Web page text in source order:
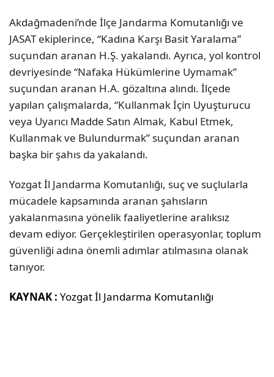
Akdağmadeni’nde İlçe Jandarma Komutanlığı ve
JASAT ekiplerince, “Kadına Karşı Basit Yaralama”
suçundan aranan H.Ş. yakalandı. Ayrıca, yol kontrol
devriyesinde “Nafaka Hükümlerine Uymamak”
suçundan aranan H.A. gözaltına alındı. İlçede
yapılan çalışmalarda, “Kullanmak İçin Uyuşturucu
veya Uyarıcı Madde Satın Almak, Kabul Etmek,
Kullanmak ve Bulundurmak” suçundan aranan
başka bir şahıs da yakalandı.
Yozgat İl Jandarma Komutanlığı, suç ve suçlularla
mücadele kapsamında aranan şahısların
yakalanmasına yönelik faaliyetlerine aralıksız
devam ediyor. Gerçekleştirilen operasyonlar, toplum
güvenliği adına önemli adımlar atılmasına olanak
tanıyor.
KAYNAK : Yozgat İl Jandarma Komutanlığı